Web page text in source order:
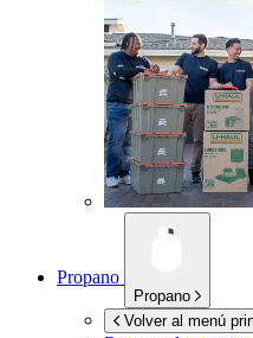
Propano
Propano
Volver al menú